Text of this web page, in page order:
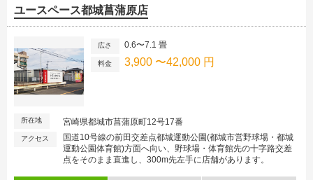
ユースペース都城菖蒲原店
広さ 0.6〜7.1 畳
料金 3,900 〜42,000 円
所在地 宮崎県都城市菖蒲原町12号17番
アクセス
国道10号線の前田交差点都城運動公園(都城市営野球場・都城
運動公園体育館)方面へ向い、野球場・体育館先の十字路交差
点をそのまま直進し、300m先左手に店舗があります。